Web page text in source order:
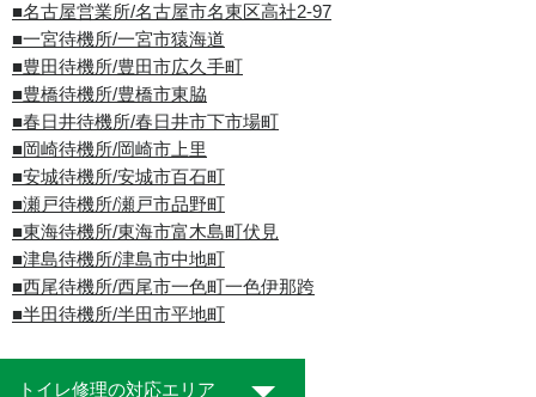
■名古屋営業所/名古屋市名東区高社2-97
■一宮待機所/一宮市猿海道
■豊田待機所/豊田市広久手町
■豊橋待機所/豊橋市東脇
■春日井待機所/春日井市下市場町
■岡崎待機所/岡崎市上里
■安城待機所/安城市百石町
■瀬戸待機所/瀬戸市品野町
■東海待機所/東海市富木島町伏見
■津島待機所/津島市中地町
■西尾待機所/西尾市一色町一色伊那跨
■半田待機所/半田市平地町
トイレ修理の対応エリア